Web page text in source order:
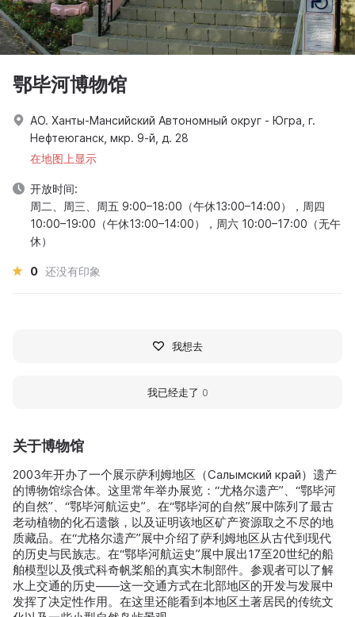
关于博物馆
2003年开办了一个展示萨利姆地区（Салымский край）遗产
的博物馆综合体。这里常年举办展览：“尤格尔遗产”、“鄂毕河
的自然”、“鄂毕河航运史”。在“鄂毕河的自然”展中陈列了最古
老动植物的化石遗骸，以及证明该地区矿产资源取之不尽的地
质藏品。在“尤格尔遗产”展中介绍了萨利姆地区从古代到现代
的历史与民族志。在“鄂毕河航运史”展中展出17至20世纪的船
舶模型以及俄式科奇帆桨船的真实木制部件。参观者可以了解
水上交通的历史——这一交通方式在北部地区的开发与发展中
发挥了决定性作用。在这里还能看到本地区土著居民的传统文
鄂毕河博物馆
АО. Ханты-Мансийский Автономный округ - Югра, г.
Нефтеюганск, мкр. 9-й, д. 28
在地图上显示
开放时间:
周二、周三、周五 9:00–18:00（午休13:00–14:00），周四
10:00–19:00（午休13:00–14:00），周六 10:00–17:00（无午
休）
0 还没有印象
我想去
我已经走了 0